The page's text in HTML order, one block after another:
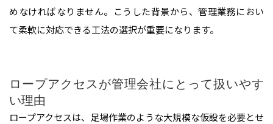
めなければなりません。こうした背景から、管理業務におい
て柔軟に対応できる工法の選択が重要になります。
ロープアクセスが管理会社にとって扱いやす
い理由
ロープアクセスは、足場作業のような大規模な仮設を必要とせ